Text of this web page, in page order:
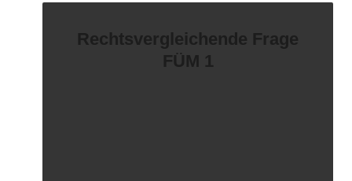
Rechtsvergleichende Frage
FÜM 1